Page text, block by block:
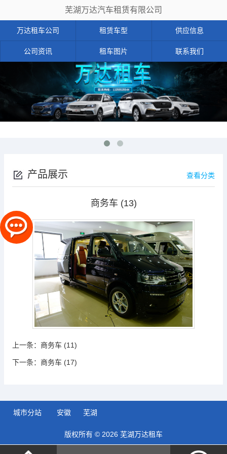
芜湖万达汽车租赁有限公司
万达租车公司 租赁车型 供应信息
公司资讯 租车图片 联系我们
产品展示 查看分类
商务车 (13)
上一条： 商务车 (11)
下一条： 商务车 (17)
城市分站 安徽 芜湖
版权所有 © 2026 芜湖万达租车